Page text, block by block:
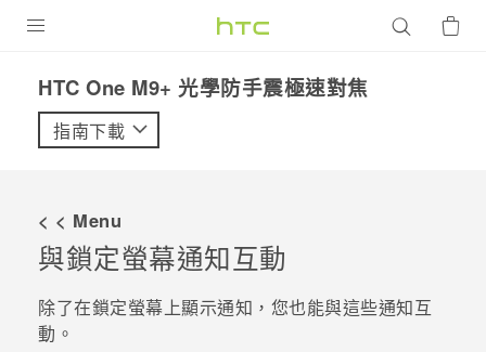
VIVE
配件
優惠專區
HTC One M9+ 光學防手震極速對焦‎
指南下載
< < Menu
與鎖定螢幕通知互動
除了在鎖定螢幕上顯示通知，您也能與這些通知互
動。